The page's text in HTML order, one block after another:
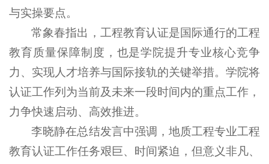
与实操要点。
常象春指出，工程教育认证是国际通行的工程
教育质量保障制度，也是学院提升专业核心竞争
力、实现人才培养与国际接轨的关键举措。学院将
认证工作列为当前及未来一段时间内的重点工作，
力争快速启动、高效推进。
李晓静在总结发言中强调，地质工程专业工程
教育认证工作任务艰巨、时间紧迫，但意义非凡、